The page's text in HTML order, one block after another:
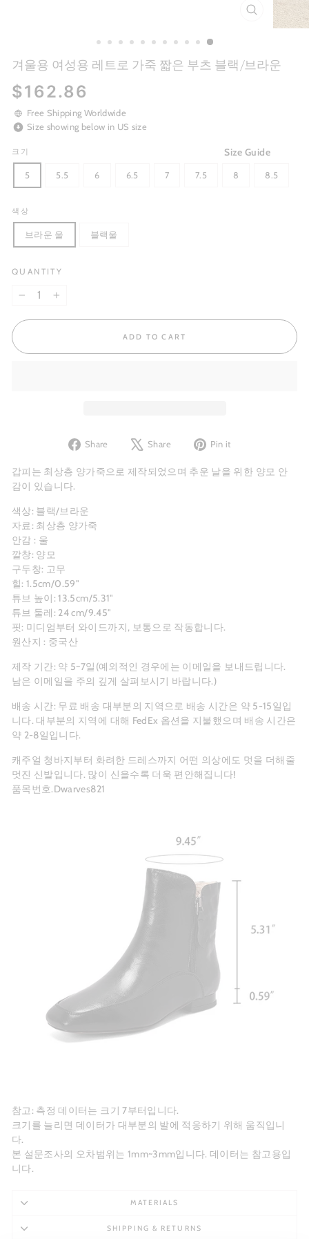
(ESC)
겨울용 여성용 레트로 가죽 짧은 부츠 블랙/브라운
Regular
price
$162.86
Free Shipping Worldwide
Size showing below in US size
Size Guide
크기
5 5.5 6 6.5 7 7.5 8 8.5
색상
브라운 울 블랙울
QUANTITY
ADD TO CART
Share
Share
Facebook
Share
Tweet
X
Pin it
Pinterest
갑피는 최상층 양가죽으로 제작되었으며 추운 날을 위한 양모 안
감이 있습니다.
색상: 블랙/브라운
자료: 최상층 양가죽
안감 : 울
깔창: 양모
구두창: 고무
힐: 1.5cm/0.59"
튜브 높이: 13.5cm/5.31"
튜브 둘레: 24 cm/9.45"
핏: 미디엄부터 와이드까지, 보통으로 작동합니다.
원산지 : 중국산
제작 기간: 약 5~7일(예외적인 경우에는 이메일을 보내드립니다.
남은 이메일을 주의 깊게 살펴보시기 바랍니다.)
배송 시간: 무료 배송 대부분의 지역으로 배송 시간은 약 5-15일입
니다. 대부분의 지역에 대해 FedEx 옵션을 지불했으며 배송 시간은
약 2-8일입니다.
캐주얼 청바지부터 화려한 드레스까지 어떤 의상에도 멋을 더해줄
멋진 신발입니다. 많이 신을수록 더욱 편안해집니다!
품목번호.Dwarves821
참고: 측정 데이터는 크기 7부터입니다.
크기를 늘리면 데이터가 대부분의 발에 적응하기 위해 움직입니
다.
본 설문조사의 오차범위는 1mm~3mm입니다. 데이터는 참고용입
니다.
MATERIALS
SHIPPING & RETURNS